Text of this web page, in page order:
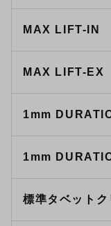
MAX LIFT-IN
MAX LIFT-EX
1mm
1mm
標準タベットク